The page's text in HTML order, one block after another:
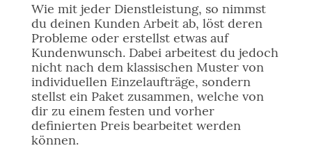
Wie mit jeder Dienstleistung, so nimmst
du deinen Kunden Arbeit ab, löst deren
Probleme oder erstellst etwas auf
Kundenwunsch. Dabei arbeitest du jedoch
nicht nach dem klassischen Muster von
individuellen Einzelaufträge, sondern
stellst ein Paket zusammen, welche von
dir zu einem festen und vorher
definierten Preis bearbeitet werden
können.